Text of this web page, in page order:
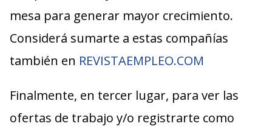
mesa para generar mayor crecimiento.
Considerá sumarte a estas compañías
también en REVISTAEMPLEO.COM
Finalmente, en tercer lugar, para ver las
ofertas de trabajo y/o registrarte como